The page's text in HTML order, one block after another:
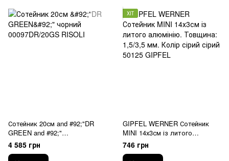
Сотейник 20см and #92;"DR
GREEN and #92;"
00097DR/20GS RISOLI
4 585 грн
ХІТ
GIPFEL WERNER Сотейник
MINI 14х3см із литого
алюмінію. Товщина: 1,5/3,5
мм. Колір сірий 50125 GIPFEL
746 грн